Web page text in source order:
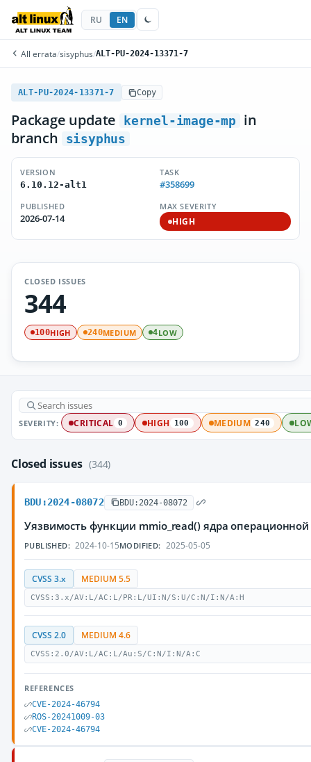
RU EN
All errata/sisyphus/ALT-PU-2024-13371-7
ALT-PU-2024-13371-7 Copy
Package update kernel-image-mp
in
branch
sisyphus
VERSION
6.10.12-alt1
TASK
#358699
PUBLISHED
2026-07-14
MAX SEVERITY
HIGH
CLOSED ISSUES
344
100HIGH 240MEDIUM 4LOW
SEVERITY: CRITICAL 0 HIGH 100 MEDIUM 240
Closed issues (344)
BDU:2024-08072 BDU:2024-08072
Уязвимость функции mmio_read() ядра
PUBLISHED: 2024-10-15MODIFIED: 2025-05-05
CVSS 3.x MEDIUM 5.5
CVSS:3.x/AV:L/AC:L/PR:L/UI:N/S:U/C:N/I:N/A:H
CVSS 2.0 MEDIUM 4.6
CVSS:2.0/AV:L/AC:L/Au:S/C:N/I:N/A:C
REFERENCES
CVE-2024-46794
ROS-20241009-03
CVE-2024-46794